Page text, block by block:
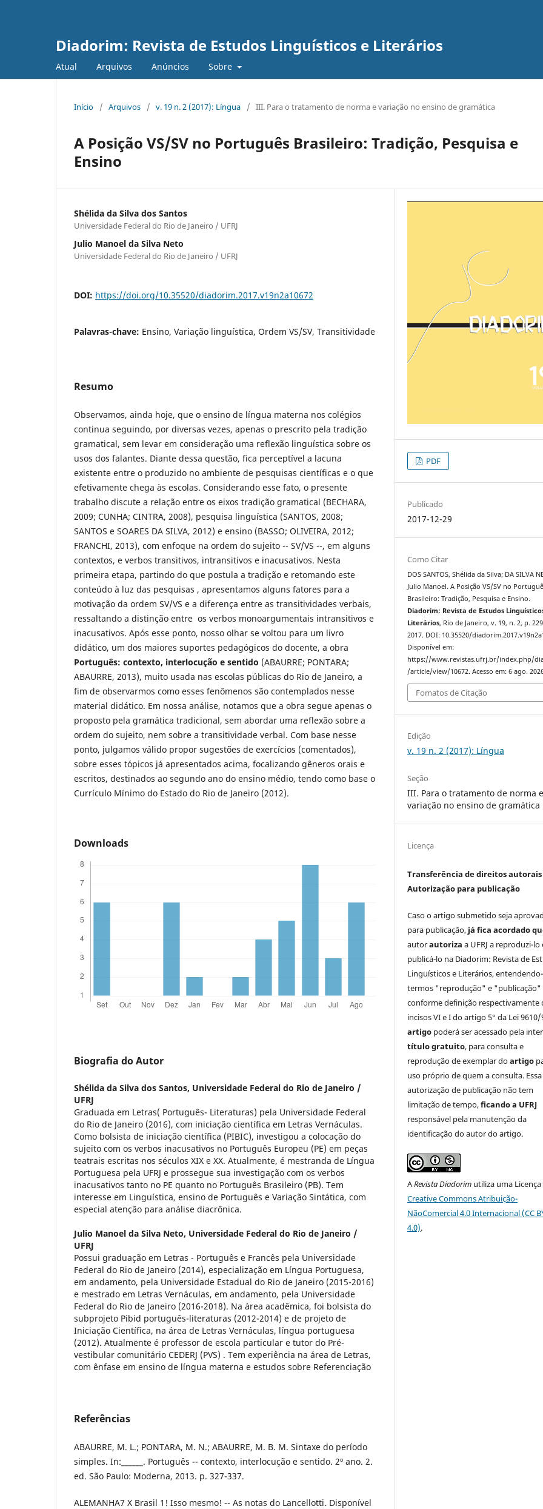
Diadorim: Revista de Estudos Linguísticos e Literários
Atual Arquivos Anúncios Sobre
Início / Arquivos / v. 19 n. 2 (2017): Língua / III. Para o tratamento de norma e variação no ensino de gramática
A Posição VS/SV no Português Brasileiro: Tradição, Pesquisa e
Ensino
Shélida da Silva dos Santos
Universidade Federal do Rio de Janeiro / UFRJ
Julio Manoel da Silva Neto
Universidade Federal do Rio de Janeiro / UFRJ
DOI: https://doi.org/10.35520/diadorim.2017.v19n2a10672
Palavras-chave: Ensino, Variação linguística, Ordem VS/SV, Transitividade
Resumo
Observamos, ainda hoje, que o ensino de língua materna nos colégios
continua seguindo, por diversas vezes, apenas o prescrito pela tradição
gramatical, sem levar em consideração uma reflexão linguística sobre os
usos dos falantes. Diante dessa questão, fica perceptível a lacuna
existente entre o produzido no ambiente de pesquisas científicas e o que
efetivamente chega às escolas. Considerando esse fato, o presente
trabalho discute a relação entre os eixos tradição gramatical (BECHARA,
2009; CUNHA; CINTRA, 2008), pesquisa linguística (SANTOS, 2008;
SANTOS e SOARES DA SILVA, 2012) e ensino (BASSO; OLIVEIRA, 2012;
FRANCHI, 2013), com enfoque na ordem do sujeito -- SV/VS --, em alguns
contextos, e verbos transitivos, intransitivos e inacusativos. Nesta
primeira etapa, partindo do que postula a tradição e retomando este
conteúdo à luz das pesquisas , apresentamos alguns fatores para a
motivação da ordem SV/VS e a diferença entre as transitividades verbais,
ressaltando a distinção entre os verbos monoargumentais intransitivos e
inacusativos. Após esse ponto, nosso olhar se voltou para um livro
didático, um dos maiores suportes pedagógicos do docente, a obra
Português: contexto, interlocução e sentido (ABAURRE; PONTARA;
ABAURRE, 2013), muito usada nas escolas públicas do Rio de Janeiro, a
fim de observarmos como esses fenômenos são contemplados nesse
material didático. Em nossa análise, notamos que a obra segue apenas o
proposto pela gramática tradicional, sem abordar uma reflexão sobre a
ordem do sujeito, nem sobre a transitividade verbal. Com base nesse
ponto, julgamos válido propor sugestões de exercícios (comentados),
sobre esses tópicos já apresentados acima, focalizando gêneros orais e
escritos, destinados ao segundo ano do ensino médio, tendo como base o
Currículo Mínimo do Estado do Rio de Janeiro (2012).
Downloads
Biografia do Autor
Shélida da Silva dos Santos, Universidade Federal do Rio de Janeiro /
UFRJ
Graduada em Letras( Português- Literaturas) pela Universidade Federal
do Rio de Janeiro (2016), com iniciação científica em Letras Vernáculas.
Como bolsista de iniciação científica (PIBIC), investigou a colocação do
sujeito com os verbos inacusativos no Português Europeu (PE) em peças
teatrais escritas nos séculos XIX e XX. Atualmente, é mestranda de Língua
Portuguesa pela UFRJ e prossegue sua investigação com os verbos
inacusativos tanto no PE quanto no Português Brasileiro (PB). Tem
interesse em Linguística, ensino de Português e Variação Sintática, com
especial atenção para análise diacrônica.
Julio Manoel da Silva Neto, Universidade Federal do Rio de Janeiro /
UFRJ
Possui graduação em Letras - Português e Francês pela Universidade
Federal do Rio de Janeiro (2014), especialização em Língua Portuguesa,
em andamento, pela Universidade Estadual do Rio de Janeiro (2015-2016)
e mestrado em Letras Vernáculas, em andamento, pela Universidade
Federal do Rio de Janeiro (2016-2018). Na área acadêmica, foi bolsista do
subprojeto Pibid português-literaturas (2012-2014) e de projeto de
Iniciação Científica, na área de Letras Vernáculas, língua portuguesa
(2012). Atualmente é professor de escola particular e tutor do Pré-
vestibular comunitário CEDERJ (PVS) . Tem experiência na área de Letras,
com ênfase em ensino de língua materna e estudos sobre Referenciação
Referências
ABAURRE, M. L.; PONTARA, M. N.; ABAURRE, M. B. M. Sintaxe do período
simples. In:______. Português -- contexto, interlocução e sentido. 2º ano. 2.
ed. São Paulo: Moderna, 2013. p. 327-337.
ALEMANHA7 X Brasil 1! Isso mesmo! -- As notas do Lancellotti. Disponível
PDF
Publicado
2017-12-29
Como Citar
DOS SANTOS, Shélida da Silva; DA SILVA
Julio Manoel. A Posição VS/SV no
Brasileiro: Tradição, Pesquisa e Ensino.
Diadorim: Revista de Estudos
Literários, Rio de Janeiro, v. 19, n. 2, p.
2017. DOI: 10.35520/
Disponível em:
https://www.revistas.ufrj.br/index.php/
/article/view/10672. Acesso em: 6 ago.
Fomatos de Citação
Edição
v. 19 n. 2 (2017): Língua
Seção
III. Para o tratamento de norma e
variação no ensino de gramática
Licença
Transferência de direitos autorais
Autorização para publicação
Caso o artigo submetido seja
para publicação, já fica acordado
autorautoriza a UFRJ a reproduzi-lo
publicá-lo na Diadorim: Revista de
Linguísticos e Literários,
termos "reprodução" e "publicação"
conforme definição respectivamente
incisos VI e I do artigo 5° da Lei 9610/
artigo poderá ser acessado pela
título gratuito, para consulta e
reprodução de exemplar doartigo
uso próprio de quem a consulta. Essa
autorização de publicação não tem
limitação de tempo,ficando a UFRJ
responsável pela manutenção da
identificação do autor do artigo.
ARevista Diadorim utiliza uma Licença
Creative Commons Atribuição-
NãoComercial 4.0 Internacional (CC
4.0).